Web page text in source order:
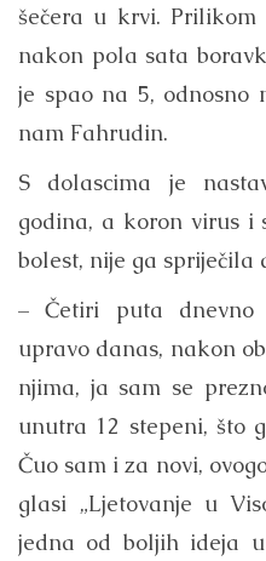
šečera u krvi.
nakon pola sata
je spao na 5, odnosno
nam Fahrudin.
S dolascima je
godina, a koron virus i
bolest, nije ga spriječila
– Četiri puta
upravo danas, nakon
njima, ja sam se
unutra 12 stepeni, što
Čuo sam i za novi,
glasi „Ljetovanje u
jedna od boljih ideja